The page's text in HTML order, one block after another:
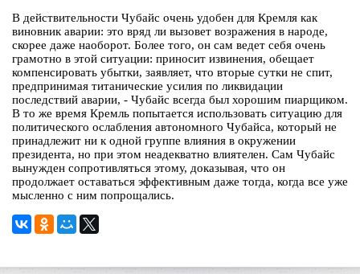
В действительности Чубайс очень удобен для Кремля как
виновник аварии: это вряд ли вызовет возражения в народе,
скорее даже наоборот. Более того, он сам ведет себя очень
грамотно в этой ситуации: приносит извинения, обещает
компенсировать убытки, заявляет, что вторые сутки не спит,
предпринимая титанические усилия по ликвидации
последствий аварии, - Чубайс всегда был хорошим пиарщиком.
В то же время Кремль попытается использовать ситуацию для
политического ослабления автономного Чубайса, который не
принадлежит ни к одной группе влияния в окружении
президента, но при этом неадекватно влиятелен. Сам Чубайс
вынужден сопротивляться этому, доказывая, что он
продолжает оставаться эффективным даже тогда, когда все уже
мысленно с ним попрощались.